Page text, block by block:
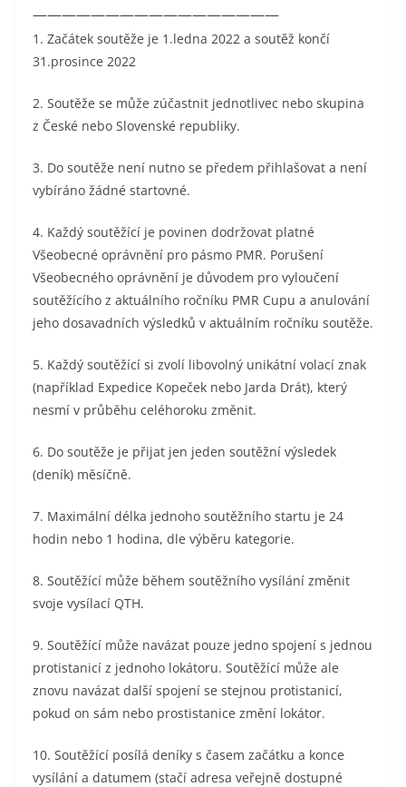
—————————————————
1. Začátek soutěže je 1.ledna 2022 a soutěž končí
31.prosince 2022
2. Soutěže se může zúčastnit jednotlivec nebo skupina
z České nebo Slovenské republiky.
3. Do soutěže není nutno se předem přihlašovat a není
vybíráno žádné startovné.
4. Každý soutěžící je povinen dodržovat platné
Všeobecné oprávnění pro pásmo PMR. Porušení
Všeobecného oprávnění je důvodem pro vyloučení
soutěžícího z aktuálního ročníku PMR Cupu a anulování
jeho dosavadních výsledků v aktuálním ročníku soutěže.
5. Každý soutěžící si zvolí libovolný unikátní volací znak
(například Expedice Kopeček nebo Jarda Drát), který
nesmí v průběhu celéhoroku změnit.
6. Do soutěže je přijat jen jeden soutěžní výsledek
(deník) měsíčně.
7. Maximální délka jednoho soutěžního startu je 24
hodin nebo 1 hodina, dle výběru kategorie.
8. Soutěžící může během soutěžního vysílání změnit
svoje vysílací QTH.
9. Soutěžící může navázat pouze jedno spojení s jednou
protistanicí z jednoho lokátoru. Soutěžící může ale
znovu navázat další spojení se stejnou protistanicí,
pokud on sám nebo prostistanice změní lokátor.
10. Soutěžící posílá deníky s časem začátku a konce
vysílání a datumem (stačí adresa veřejně dostupné